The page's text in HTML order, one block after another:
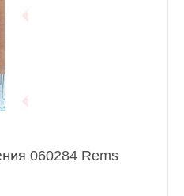
060284 Rems